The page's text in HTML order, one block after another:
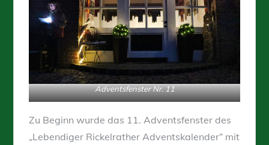
Adventsfenster Nr. 11
Zu Beginn wurde das 11. Adventsfenster des
„Lebendiger Rickelrather Adventskalender“ mit